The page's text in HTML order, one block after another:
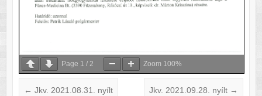
Page 1 / 2 Zoom 100%
← Jkv. 2021.08.31. nyílt Jkv. 2021.09.28. nyílt →